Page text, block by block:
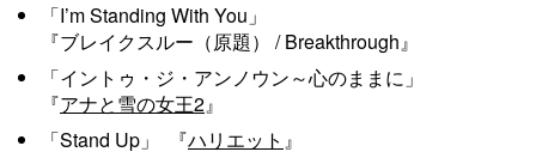
「I’m Standing With You」
『ブレイクスルー（原題） / Breakthrough』
「イントゥ・ジ・アンノウン～心のままに」
『アナと雪の女王2』
「Stand Up」
『ハリエット 』